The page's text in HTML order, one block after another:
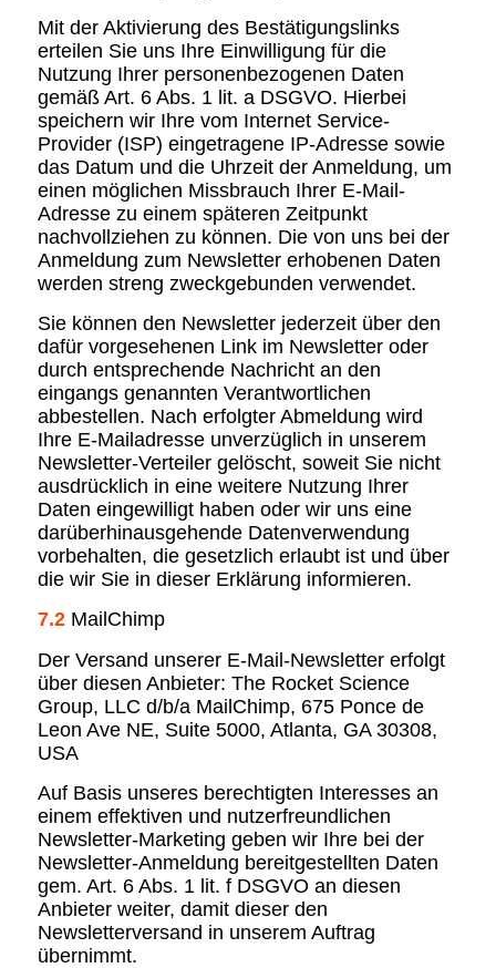
Mit der Aktivierung des Bestätigungslinks
erteilen Sie uns Ihre Einwilligung für die
Nutzung Ihrer personenbezogenen Daten
gemäß Art. 6 Abs. 1 lit. a DSGVO. Hierbei
speichern wir Ihre vom Internet Service-
Provider (ISP) eingetragene IP-Adresse sowie
das Datum und die Uhrzeit der Anmeldung, um
einen möglichen Missbrauch Ihrer E-Mail-
Adresse zu einem späteren Zeitpunkt
nachvollziehen zu können. Die von uns bei der
Anmeldung zum Newsletter erhobenen Daten
werden streng zweckgebunden verwendet.
Sie können den Newsletter jederzeit über den
dafür vorgesehenen Link im Newsletter oder
durch entsprechende Nachricht an den
eingangs genannten Verantwortlichen
abbestellen. Nach erfolgter Abmeldung wird
Ihre E-Mailadresse unverzüglich in unserem
Newsletter-Verteiler gelöscht, soweit Sie nicht
ausdrücklich in eine weitere Nutzung Ihrer
Daten eingewilligt haben oder wir uns eine
darüberhinausgehende Datenverwendung
vorbehalten, die gesetzlich erlaubt ist und über
die wir Sie in dieser Erklärung informieren.
7.2MailChimp
Der Versand unserer E-Mail-Newsletter erfolgt
über diesen Anbieter: The Rocket Science
Group, LLC d/b/a MailChimp, 675 Ponce de
Leon Ave NE, Suite 5000, Atlanta, GA 30308,
USA
Auf Basis unseres berechtigten Interesses an
einem effektiven und nutzerfreundlichen
Newsletter-Marketing geben wir Ihre bei der
Newsletter-Anmeldung bereitgestellten Daten
gem. Art. 6 Abs. 1 lit. f DSGVO an diesen
Anbieter weiter, damit dieser den
Newsletterversand in unserem Auftrag
übernimmt.